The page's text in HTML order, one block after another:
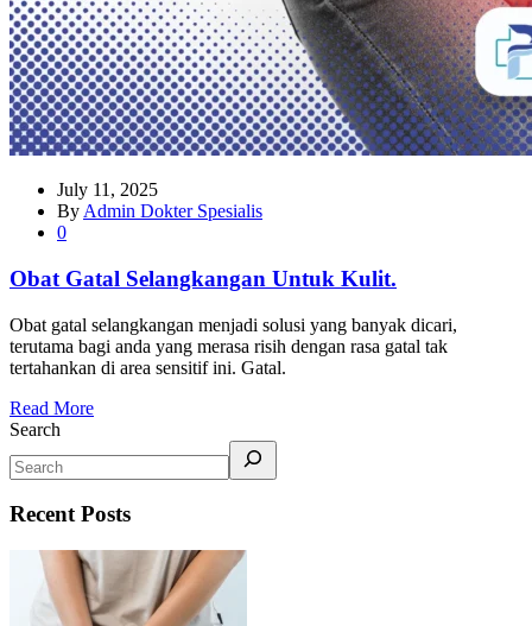
July 11, 2025
By Admin Dokter Spesialis
0
Obat Gatal Selangkangan Untuk Kulit.
Obat gatal selangkangan menjadi solusi yang banyak dicari,
terutama bagi anda yang merasa risih dengan rasa gatal tak
tertahankan di area sensitif ini. Gatal.
Read More
Search
Recent Posts